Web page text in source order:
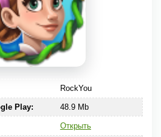
RockYou
Play: 48.9 Mb
Открыть